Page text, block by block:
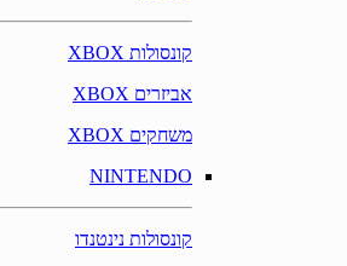
קונסולות XBOX
אביזרים XBOX
משחקים XBOX
NINTENDO
קונסולות נינטנדו